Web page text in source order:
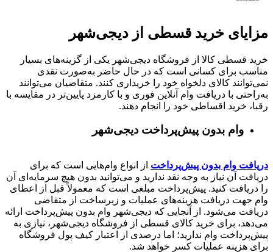
مزایای خرید قسطی از دیجی‌شهر
خرید قسطی کالا از فروشگاه دیجی‌شهر یکی از گزینه‌های بسیار
مناسب برای کسانی است که در حال حاضر به‌صورت نقدی
نمی‌توانند کالای دلخواه خود را خریداری کنند. متقاضیان می‌توانند
به‌راحتی با دریافت وام آنلاین فوری و با کارمزد پایین‌تر در مقایسه با
رقبا، خرید اقساطی خود را انجام دهند.
وام بدون پیش‌پرداخت‌ دیجی‌شهر
دریافت وام بدون پیش‌پرداخت از انواع وام‌هایی است که برای
دریافت آن نیاز به وجه نقد ندارید و می‌توانید بدون هیچ سرمایه‌ای آن
را دریافت کنید. پیش‌پرداخت مبلغی است که معمولاً قبل از اعطای
وام جهت دریافت هزینه‌های عملیات و زیرساخت از متقاضی
دریافت می‌شود. از آنجایی که دیجی‌شهر وام بدون پیش‌پرداخت ارائه
می‌دهد، برای خرید کالای قسطی از فروشگاه دیجی‌شهر، نیازی به
پیش‌پرداخت وام ندارید؛ اما درصدی از اعتبار کیف پول فروشگاه
برای هزینه عملیات کسر خواهد شد.